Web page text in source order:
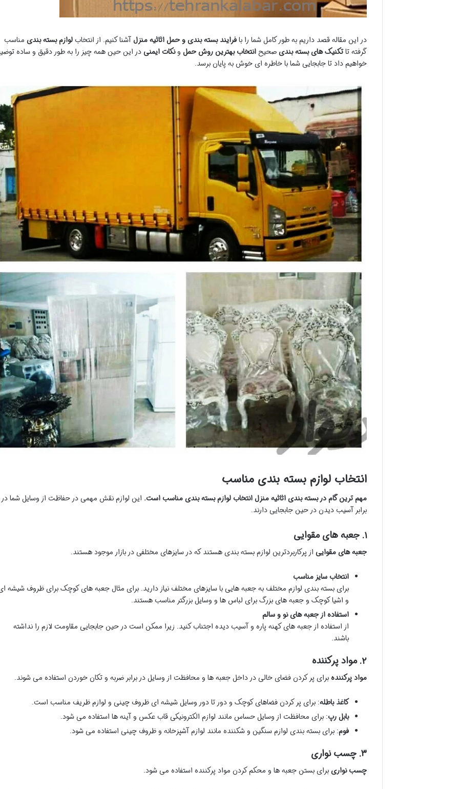
در این مقاله قصد داریم به طور کامل شما را بافرایند بسته بندی و حمل اثاثیه منزلآشنا کنیم. از انتخابلوازم بسته بندی مناسب
گرفته تاتکنیک های بسته بندیصحیحانتخاب بهترین روش حمل ونکات ایمنیدر این حین همه چیز را به طور دقیق و ساده
خواهیم داد تا جابجایی شما با خاطره ای خوش به پایان برسد.
انتخاب لوازم بسته بندی مناسب
مهم ترین گام در بسته بندی اثاثیه منزل انتخاب لوازم بسته بندی مناسب است. این لوازم نقش مهمی در حفاظت از وسایل شما در
برابر آسیب دیدن در حین جابجایی دارند.
۱. جعبه های مقوایی
جعبه های مقوایی از پرکاربردترین لوازم بسته بندی هستند که در سایزهای مختلفی در بازار موجود هستند.
انتخاب سایز مناسب
برای بسته بندی لوازم مختلف به جعبه هایی با سایزهای مختلف نیاز دارید. برای مثال جعبه های کوچک برای ظروف شیشه
و اشیا کوچک و جعبه های بزرگ برای لباس ها و وسایل بزرگتر مناسب هستند.
استفاده از جعبه های نو و سالم
از استفاده از جعبه های کهنه پاره و آسیب دیده اجتناب کنید. زیرا ممکن است در حین جابجایی مقاومت لازم را نداشته
باشند.
۲. مواد پرکننده
مواد پرکنندهبرای پر کردن فضای خالی در داخل جعبه ها و محافظت از وسایل در برابر ضربه و تکان خوردن استفاده می شوند.
کاغذ باطله: برای پر کردن فضاهای کوچک و دور تا دور وسایل شیشه ای ظروف چینی و لوازم ظریف مناسب است.
بابل رپ: برای محافظت از وسایل حساس مانند لوازم الکترونیکی قاب عکس و آینه ها استفاده می شود.
فوم: برای بسته بندی لوازم سنگین و شکننده مانند لوازم آشپزخانه و ظروف چینی استفاده می شود.
۳. چسب نواری
چسب نواریبرای بستن جعبه ها و محکم کردن مواد پرکننده استفاده می شود.